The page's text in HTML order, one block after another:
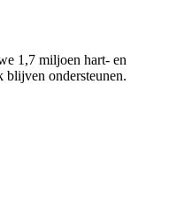
1,7 miljoen hart- en
blijven ondersteunen.